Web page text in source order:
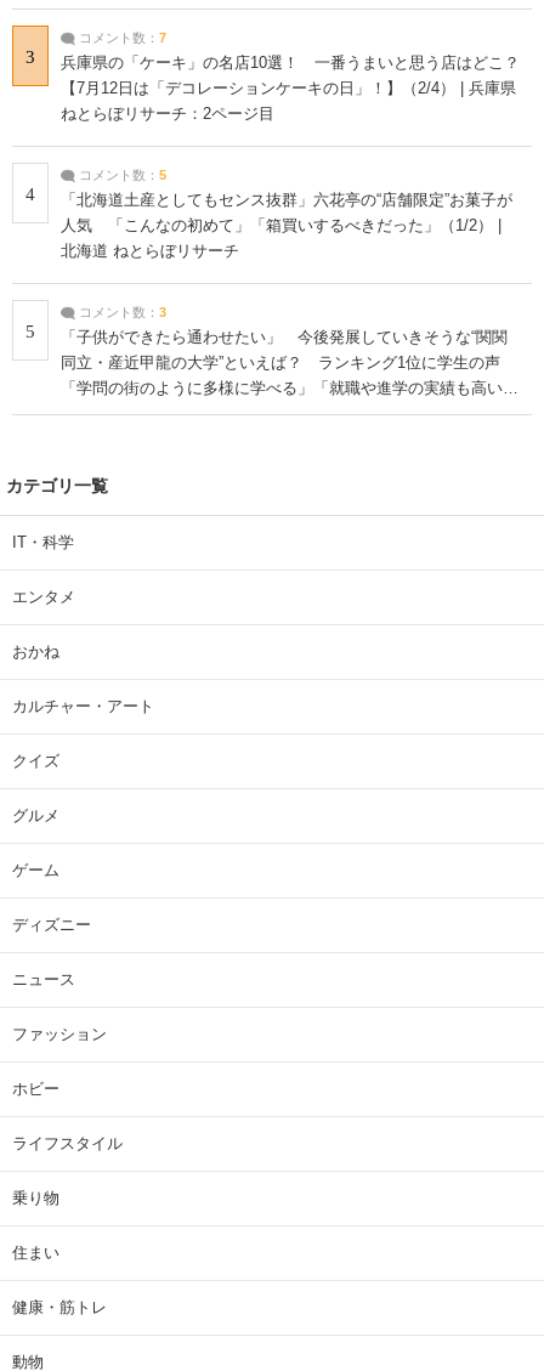
3
コメント数： 7
兵庫県の「ケーキ」の名店10選！ 一番うまいと思う店はどこ？
【7月12日は「デコレーションケーキの日」！】（2/4） | 兵庫県
ねとらぼリサーチ：2ページ目
4
コメント数： 5
「北海道土産としてもセンス抜群」六花亭の“店舗限定”お菓子が
人気 「こんなの初めて」「箱買いするべきだった」（1/2） |
北海道 ねとらぼリサーチ
5
コメント数： 3
「子供ができたら通わせたい」 今後発展していきそうな“関関
同立・産近甲龍の大学”といえば？ ランキング1位に学生の声
「学問の街のように多様に学べる」「就職や進学の実績も高い」
| 大学 ねとらぼリサーチ
カテゴリ一覧
IT・科学
エンタメ
おかね
カルチャー・アート
クイズ
グルメ
ゲーム
ディズニー
ニュース
ファッション
ホビー
ライフスタイル
乗り物
住まい
健康・筋トレ
動物